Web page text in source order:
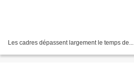
Les cadres dépassent largement le temps